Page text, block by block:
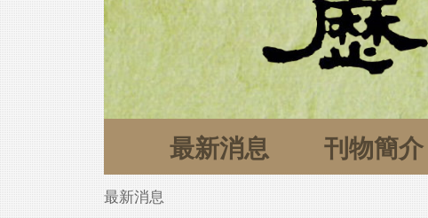
最新消息 刊物簡介
最新消息